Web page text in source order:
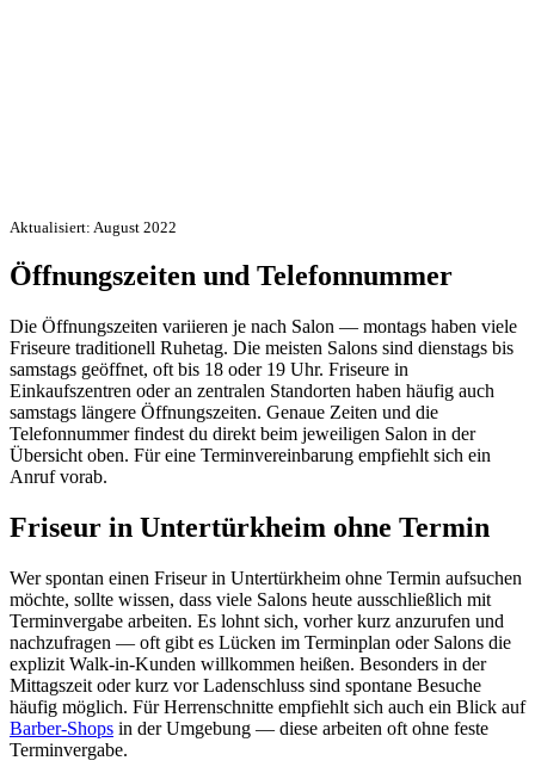
Aktualisiert: August 2022
Öffnungszeiten und Telefonnummer
Die Öffnungszeiten variieren je nach Salon — montags haben viele
Friseure traditionell Ruhetag. Die meisten Salons sind dienstags bis
samstags geöffnet, oft bis 18 oder 19 Uhr. Friseure in
Einkaufszentren oder an zentralen Standorten haben häufig auch
samstags längere Öffnungszeiten. Genaue Zeiten und die
Telefonnummer findest du direkt beim jeweiligen Salon in der
Übersicht oben. Für eine Terminvereinbarung empfiehlt sich ein
Anruf vorab.
Friseur in Untertürkheim ohne Termin
Wer spontan einen Friseur in Untertürkheim ohne Termin aufsuchen
möchte, sollte wissen, dass viele Salons heute ausschließlich mit
Terminvergabe arbeiten. Es lohnt sich, vorher kurz anzurufen und
nachzufragen — oft gibt es Lücken im Terminplan oder Salons die
explizit Walk-in-Kunden willkommen heißen. Besonders in der
Mittagszeit oder kurz vor Ladenschluss sind spontane Besuche
häufig möglich. Für Herrenschnitte empfiehlt sich auch ein Blick auf
Barber-Shops in der Umgebung — diese arbeiten oft ohne feste
Terminvergabe.